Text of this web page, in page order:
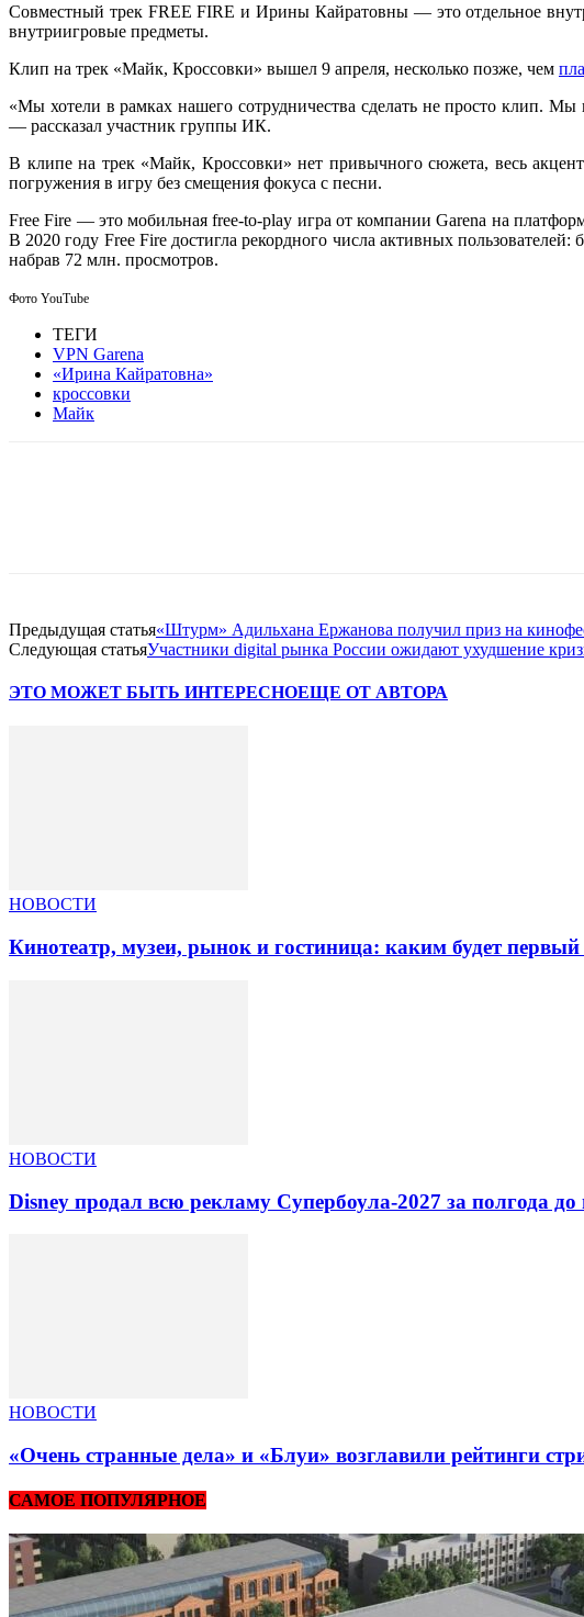
Совместный трек FREE FIRE и Ирины Кайратовны — это отдельное
внутриигровые предметы.
Клип на трек «Майк, Кроссовки» вышел 9 апреля, несколько позже, чем
«Мы хотели в рамках нашего сотрудничества сделать не просто клип.
— рассказал участник группы ИК.
В клипе на трек «Майк, Кроссовки» нет привычного сюжета, весь
погружения в игру без смещения фокуса с песни.
Free Fire — это мобильная free-to-play игра от компании Garena на
В 2020 году Free Fire достигла рекордного числа активных
набрав 72 млн. просмотров.
Фото YouTube
ТЕГИ
VPN Garena
«Ирина Кайратовна»
кроссовки
Майк
Предыдущая статья«Штурм» Адильхана Ержанова получил приз на
Следующая статьяУчастники digital рынка России ожидают ухудшение
ЭТО МОЖЕТ БЫТЬ ИНТЕРЕСНОЕЩЕ ОТ АВТОРА
НОВОСТИ
Кинотеатр, музеи, рынок и гостиница: каким будет
НОВОСТИ
Disney продал всю рекламу Супербоула-2027 за полгода
НОВОСТИ
«Очень странные дела» и «Блуи» возглавили рейтинги
САМОЕ ПОПУЛЯРНОЕ